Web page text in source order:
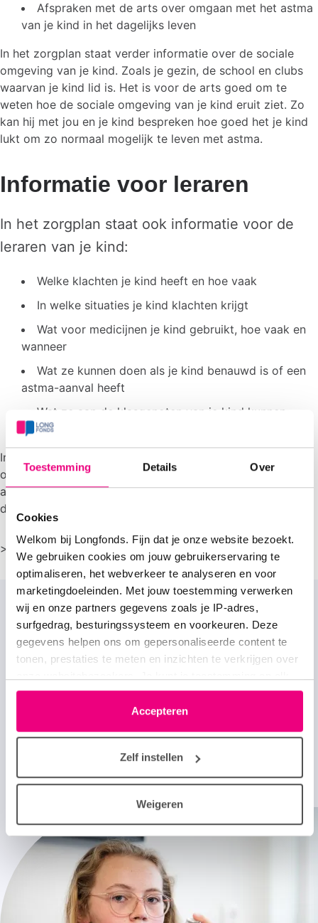
Toestemming Details Over
Cookies
Welkom bij Longfonds. Fijn dat je onze website bezoekt.
We gebruiken cookies om jouw gebruikerservaring te
optimaliseren, het webverkeer te analyseren en voor
marketingdoeleinden. Met jouw toestemming verwerken
wij en onze partners gegevens zoals je IP-adres,
surfgedrag, besturingssysteem en voorkeuren. Deze
gegevens helpen ons om gepersonaliseerde content te
tonen, prestaties te meten en inzichten te verkrijgen over
moment wijzigen of intrekken via het cookie-icoontje
linksonder elke pagina. De lijst met partners is te vinden
in het tabblad “details”.
Accepteren
Zelf instellen
Weigeren
Afspraken met de arts over omgaan met het astma
van je kind in het dagelijks leven
In het zorgplan staat verder informatie over de sociale
omgeving van je kind. Zoals je gezin, de school en clubs
waarvan je kind lid is. Het is voor de arts goed om te
weten hoe de sociale omgeving van je kind eruit ziet. Zo
kan hij met jou en je kind bespreken hoe goed het je kind
lukt om zo normaal mogelijk te leven met astma.
Informatie voor leraren
In het zorgplan staat ook informatie voor de
leraren van je kind:
Welke klachten je kind heeft en hoe vaak
In welke situaties je kind klachten krijgt
Wat voor medicijnen je kind gebruikt, hoe vaak en
wanneer
Wat ze kunnen doen als je kind benauwd is of een
astma-aanval heeft
Wat ze aan de klasgenoten van je kind kunnen
vertellen, zodat die meer begrip krijgen
In het zorgplan kun je zelf afspraken met de school
opschrijven. Bijvoorbeeld over wat docenten kunnen doen
als je kind benauwd is, of veel hoest. En wie ze bellen als
de klachten erg zijn.
> Meer weten over astma voor ouders
Voorkom astma bij
kinderen
krijgt. Daarom halen we zo veel mogelijk geld op
om wetenschappelijk onderzoek naar astma te